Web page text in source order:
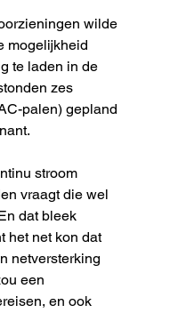
wilde
mogelijkheid
te laden in de
zes
palen) gepland
stroom
vraagt die wel
dat bleek
het net kon dat
netversterking
een
en ook